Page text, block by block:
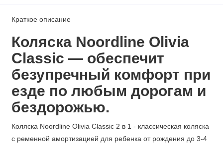
Краткое описание
Коляска Noordline Olivia
Classic — обеспечит
безупречный комфорт при
езде по любым дорогам и
бездорожью.
Коляска Noordline Olivia Classic 2 в 1 - классическая коляска
с ременной амортизацией для ребенка от рождения до 3-4